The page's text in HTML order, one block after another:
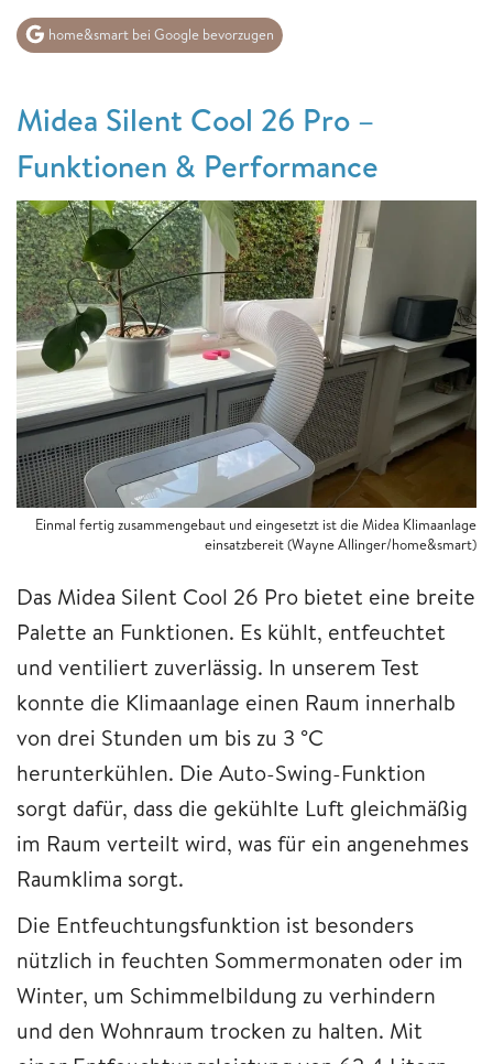
home&smart bei Google bevorzugen
Midea Silent Cool 26 Pro –
Funktionen & Performance
Einmal fertig zusammengebaut und eingesetzt ist die Midea Klimaanlage
einsatzbereit (Wayne Allinger/home&smart)
Das Midea Silent Cool 26 Pro bietet eine breite
Palette an Funktionen. Es kühlt, entfeuchtet
und ventiliert zuverlässig. In unserem Test
konnte die Klimaanlage einen Raum innerhalb
von drei Stunden um bis zu 3 °C
herunterkühlen. Die Auto-Swing-Funktion
sorgt dafür, dass die gekühlte Luft gleichmäßig
im Raum verteilt wird, was für ein angenehmes
Raumklima sorgt.
Die Entfeuchtungsfunktion ist besonders
nützlich in feuchten Sommermonaten oder im
Winter, um Schimmelbildung zu verhindern
und den Wohnraum trocken zu halten. Mit